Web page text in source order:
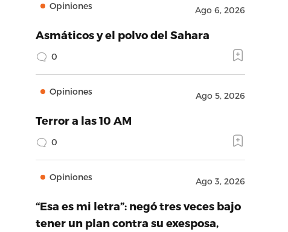
Opiniones Ago 6, 2026
Asmáticos y el polvo del Sahara
0
Opiniones Ago 5, 2026
Terror a las 10 AM
0
Opiniones Ago 3, 2026
“Esa es mi letra”: negó tres veces bajo
tener un plan contra su exesposa,